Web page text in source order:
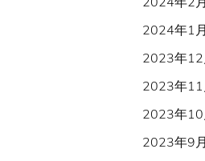
2024年1月
2023年12
2023年11
2023年10
2023年9月